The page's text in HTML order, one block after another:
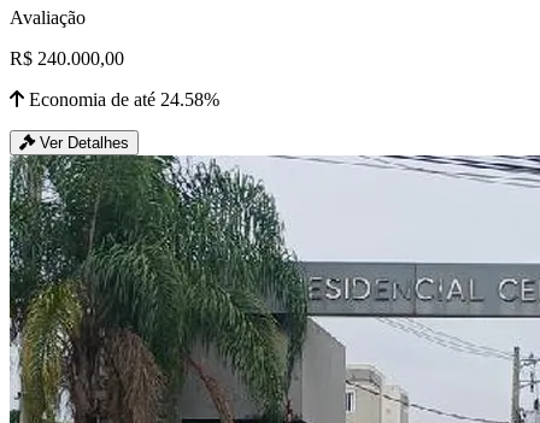
Avaliação
R$ 240.000,00
Economia de até 24.58%
Ver Detalhes